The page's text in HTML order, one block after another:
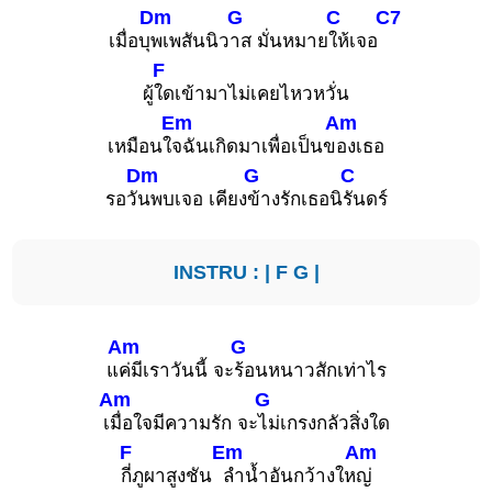
เมื่อบุ
Dm
พเพสันนิว
G
าส มั่นหมาย
C
ให้เจอ
C7
ผู้
F
ใดเข้ามาไม่เคยไหวหวั่น
เหมือนใ
Em
จฉันเกิดมาเพื่อเป็นข
Am
องเธอ
รอวั
Dm
นพบเจอ เคียง
G
ข้างรักเธอนิ
C
รันดร์
INSTRU : | F G |
แ
Am
ค่มีเราวันนี้ จะ
G
ร้อนหนาวสักเท่าไร
เ
Am
มื่อใจมีความรัก จะ
G
ไม่เกรงกลัวสิ่งใด
F
กี่ภูผาสูงชัน
Em
ลำน้ำอันกว้างให
Am
ญ่